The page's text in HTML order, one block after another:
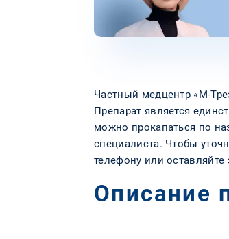
Частный медцентр «М-
Препарат является
можно прокапаться по
специалиста. Чтобы
телефону или оставляйте
Описание